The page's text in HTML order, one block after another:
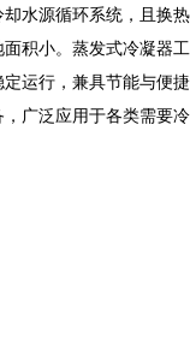
水源循环系统，且换热
积小。蒸发式冷凝器工
运行，兼具节能与便捷
广泛应用于各类需要冷